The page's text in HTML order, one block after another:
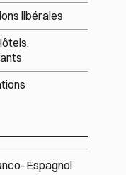
libérales